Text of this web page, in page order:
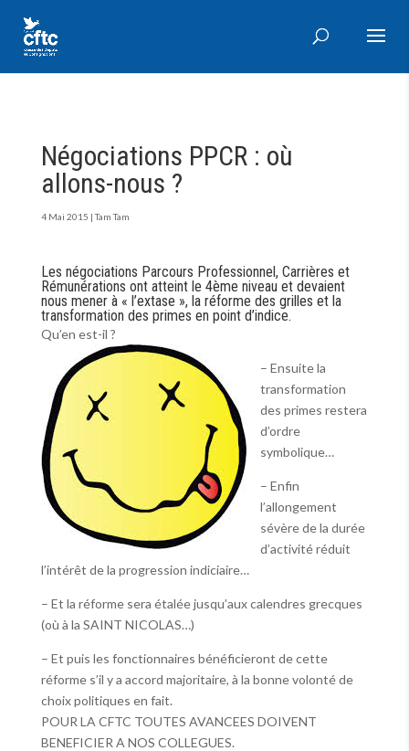
Négociations PPCR : où
allons-nous ?
4 Mai 2015 |Tam Tam
Les négociations Parcours Professionnel, Carrières et
Rémunérations ont atteint le 4ème niveau et devaient
nous mener à « l’extase », la réforme des grilles et la
transformation des primes en point d’indice.
Qu’en est-il ?
– Ensuite la
transformation
des primes restera
d’ordre
symbolique…
– Enfin
l’allongement
sévère de la durée
d’activité réduit
l’intérêt de la progression indiciaire…
– Et la réforme sera étalée jusqu’aux calendres grecques
(où à la SAINT NICOLAS…)
– Et puis les fonctionnaires bénéficieront de cette
réforme s’il y a accord majoritaire, à la bonne volonté de
choix politiques en fait.
POUR LA CFTC TOUTES AVANCEES DOIVENT
BENEFICIER A NOS COLLEGUES.